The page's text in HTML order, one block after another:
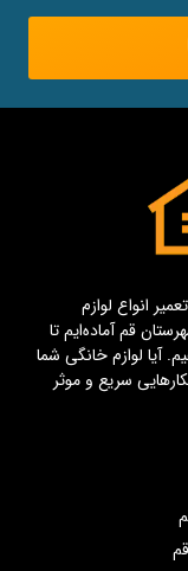
در زمینه‌ی تعمیر انواع لوازم
قم آماده‌ایم تا
آیا لوازم خانگی شما
سریع و موثر